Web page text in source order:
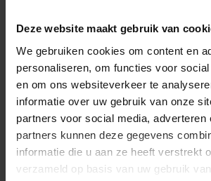
Deze website maakt gebruik van
We gebruiken cookies om content en
personaliseren, om functies voor
en om ons websiteverkeer te
informatie over uw gebruik van onze
partners voor social media, adverteren
partners kunnen deze gegevens
informatie die u aan ze heeft verstrekt
verzameld op basis van uw gebruik
APf Variant
Postoperatieve lange mouwen met
liposuctie van de armen, oksels,
schouderbladen
Op voorraad